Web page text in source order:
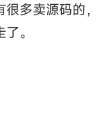
多卖源码的，
。